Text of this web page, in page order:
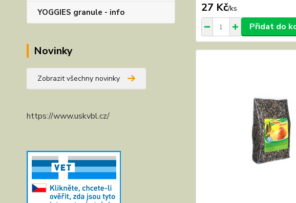
YOGGIES granule - info
Novinky
Zobrazit všechny novinky
https://www.uskvbl.cz/
27 Kč/ks
Přidat do